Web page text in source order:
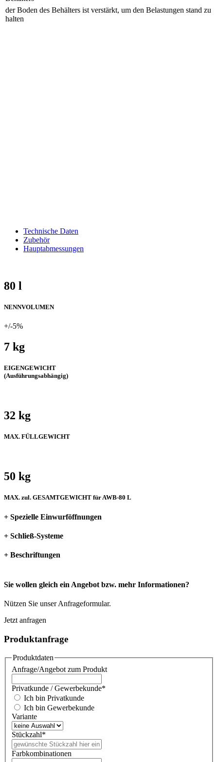
der Boden des Behälters ist verstärkt, um den Belastungen stand zu
halten
Technische Daten
Zubehör
Hauptabmessungen
80 l
NENNVOLUMEN
+/-5%
7 kg
EIGENGEWICHT
(Ausführungsabhängig)
32 kg
MAX. FÜLLGEWICHT
50 kg
MAX. zul. GESAMTGEWICHT für AWB-80 L
+ Spezielle Einwurföffnungen
+ Schließ-Systeme
+ Beschriftungen
Sie wollen gleich ein Angebot bzw. mehr Informationen?
Nützen Sie unser Anfrageformular.
Jetzt anfragen
Produktanfrage
Produktdaten
Anfrage/Angebot zum Produkt
Privatkunde / Gewerbekunde*
Ich bin Privatkunde
Ich bin Gewerbekunde
Variante
Stückzahl*
Farbkombinationen